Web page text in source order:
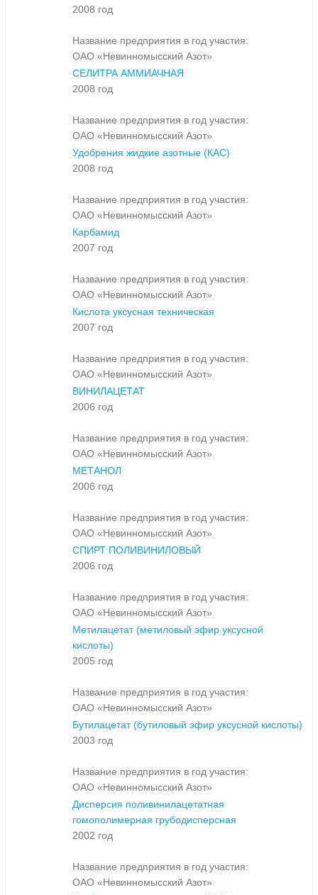
2008 год
Название предприятия в год участия:
ОАО «Невинномысский Азот»
СЕЛИТРА АММИАЧНАЯ
2008 год
Название предприятия в год участия:
ОАО «Невинномысский Азот»
Удобрения жидкие азотные (КАС)
2008 год
Название предприятия в год участия:
ОАО «Невинномысский Азот»
Карбамид
2007 год
Название предприятия в год участия:
ОАО «Невинномысский Азот»
Кислота уксусная техническая
2007 год
Название предприятия в год участия:
ОАО «Невинномысский Азот»
ВИНИЛАЦЕТАТ
2006 год
Название предприятия в год участия:
ОАО «Невинномысский Азот»
МЕТАНОЛ
2006 год
Название предприятия в год участия:
ОАО «Невинномысский Азот»
СПИРТ ПОЛИВИНИЛОВЫЙ
2006 год
Название предприятия в год участия:
ОАО «Невинномысский Азот»
Метилацетат (метиловый эфир уксусной
кислоты)
2005 год
Название предприятия в год участия:
ОАО «Невинномысский Азот»
Бутилацетат (бутиловый эфир уксусной кислоты)
2003 год
Название предприятия в год участия:
ОАО «Невинномысский Азот»
Дисперсия поливинилацетатная
гомополимерная грубодисперсная
2002 год
Название предприятия в год участия:
ОАО «Невинномысский Азот»